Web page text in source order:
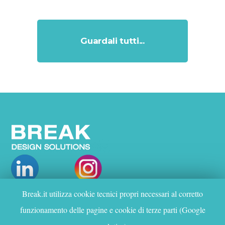
Guardali tutti...
CHI SIAMO
PROGETTI
Break.it utilizza cookie tecnici propri necessari al corretto
funzionamento delle pagine e cookie di terze parti (Google